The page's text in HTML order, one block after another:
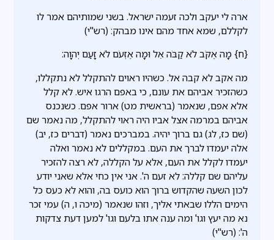
ארה לי יעקב ולכה זעמה ישראל. בשני שמותיהם אמר לו
לקללם, שמא אחד מהם אינו מבהק: (רש"י)
{ח} מָה אֶקֹּב לֹא קַבֹּה אֵל וּמָה אֶזְעֹם לֹא זָעַם יְהוָה:
מה אקב לא קבה אל. כשהיו ראוים להתקלל לא נתקללו,
כשהזכיר אביהם את עונם, כי באפם הרגו איש. לא קלל
אלא אפם, שנאמר (בראשית מט) ארור אפם. כשנכנס
אביהם במרמה אצל אביו היה ראוי להתקלל, מה נאמר שם
(שם כז, לג) גם ברוך יהיה. במברכים נאמר (דברים כז, יב)
אלה יעמדו לברך את העם. במקללים לא נאמר ואלה
יעמדו לקלל את העם, אלא על הקללה, לא רצה להזכיר
עליהם שם קללה: לא זעם ה'. אני אין כחי אלא שאני יודע
לכון השעה שהקדוש ברוך הוא כועס בה, והוא לא כעס כל
הימים הללו שבאתי אליך, וזהו שנאמר (מיכה ו, ה) עמי זכר
נא מה יעץ וגו' ומה ענה אתו בלעם וגו' למען דעת צדקות
ה': (רש"י)